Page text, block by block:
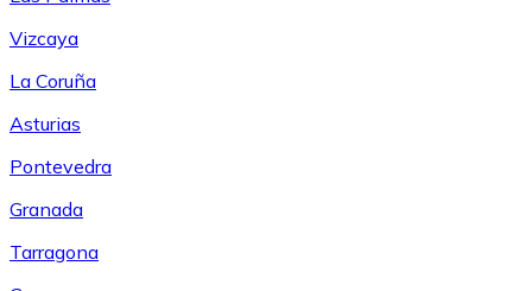
Vizcaya
La Coruña
Asturias
Pontevedra
Granada
Tarragona